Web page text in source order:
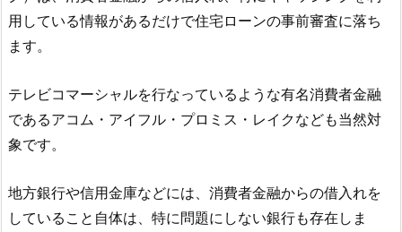
用している情報があるだけで住宅ローンの事前審査に落ち
ます。
テレビコマーシャルを行なっているような有名消費者金融
であるアコム・アイフル・プロミス・レイクなども当然対
象です。
地方銀行や信用金庫などには、消費者金融からの借入れを
していること自体は、特に問題にしない銀行も存在しま